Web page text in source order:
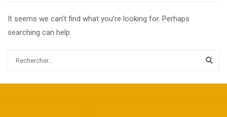
It seems we can’t find what you’re looking for. Perhaps
searching can help.